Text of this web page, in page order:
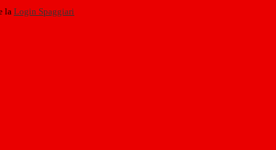
la Login Spaggiari